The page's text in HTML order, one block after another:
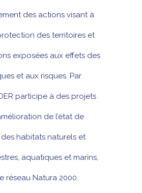
des actions visant à
des territoires et
exposées aux effets des
et aux risques. Par
participe à des projets
de l’état de
habitats naturels et
aquatiques et marins,
réseau Natura 2000.